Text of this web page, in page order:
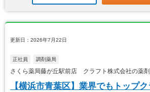
更新日：2026年7月22日
正社員 調剤薬局
さくら薬局藤が丘駅前店 クラフト株式会社の薬
【横浜市青葉区】業界でもトップ